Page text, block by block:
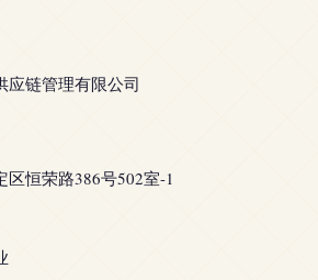
应链管理有限公司
区恒荣路386号502室-1